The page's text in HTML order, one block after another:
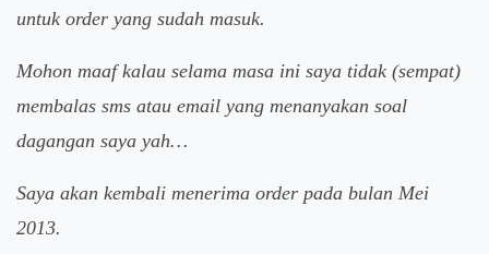
untuk order yang sudah masuk.
Mohon maaf kalau selama masa ini saya tidak (sempat)
membalas sms atau email yang menanyakan soal
dagangan saya yah…
Saya akan kembali menerima order pada bulan Mei
2013.